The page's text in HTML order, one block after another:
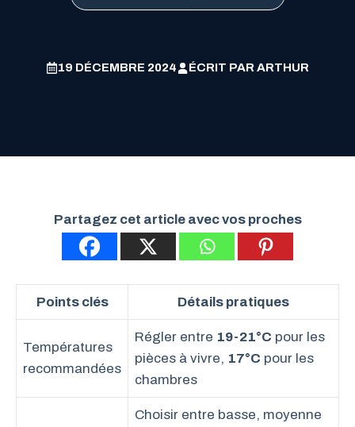
19 DÉCEMBRE 2024 ÉCRIT PAR ARTHUR
Partagez cet article avec vos proches
Points clés Détails pratiques
Températures
recommandées
Régler entre 19-21°C pour les
pièces à vivre, 17°C pour les
chambres
Choisir entre basse, moyenne